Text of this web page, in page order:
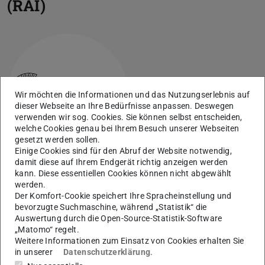
(RAI)
Antragstellende Universität
Projektbeteiligte
Beschreibung
Wir möchten die Informationen und das Nutzungserlebnis auf
dieser Webseite an Ihre Bedürfnisse anpassen. Deswegen
verwenden wir sog. Cookies. Sie können selbst entscheiden,
welche Cookies genau bei Ihrem Besuch unserer Webseiten
gesetzt werden sollen.
Einige Cookies sind für den Abruf der Website notwendig,
damit diese auf Ihrem Endgerät richtig anzeigen werden
kann. Diese essentiellen Cookies können nicht abgewählt
werden.
Der Komfort-Cookie speichert Ihre Spracheinstellung und
bevorzugte Suchmaschine, während „Statistik“ die
Auswertung durch die Open-Source-Statistik-Software
„Matomo“ regelt.
Weitere Informationen zum Einsatz von Cookies erhalten Sie
in unserer
Datenschutzerklärung.